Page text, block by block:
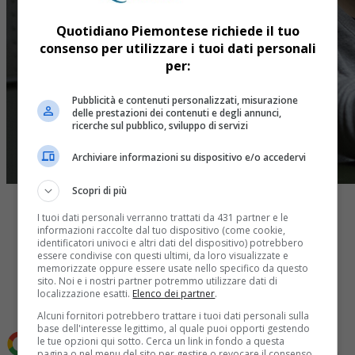
Share
Tweet
Quotidiano Piemontese richiede il tuo
consenso per utilizzare i tuoi dati personali
per:
Pubblicità e contenuti personalizzati, misurazione
delle prestazioni dei contenuti e degli annunci,
ricerche sul pubblico, sviluppo di servizi
Archiviare informazioni su dispositivo e/o accedervi
Scopri di più
I tuoi dati personali verranno trattati da 431 partner e le
informazioni raccolte dal tuo dispositivo (come cookie,
identificatori univoci e altri dati del dispositivo) potrebbero
essere condivise con questi ultimi, da loro visualizzate e
memorizzate oppure essere usate nello specifico da questo
sito. Noi e i nostri partner potremmo utilizzare dati di
localizzazione esatti. Elenco dei partner.
Alcuni fornitori potrebbero trattare i tuoi dati personali sulla
base dell'interesse legittimo, al quale puoi opporti gestendo
le tue opzioni qui sotto. Cerca un link in fondo a questa